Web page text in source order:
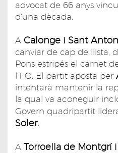
advocat de 66 anys
d'una dècada.
A Calonge i Sant Anton
canviar de cap de llista,
Pons estripés el carnet
l'1-O. El partit aposta per
intentarà mantenir la
la qual va aconeguir
Govern quadripartit
Soler.
A Torroella de Montgrí